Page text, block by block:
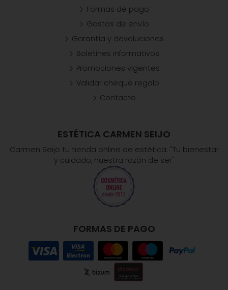
ESTÉTICA CARMEN SEIJO
Carmen Seijo tu tienda online de estética: "Tu bienestar
y cuidado, nuestra razón de ser"
FORMAS DE PAGO
Formas de pago
Gastos de envío
Garantía y devoluciones
Boletines informativos
Promociones vigentes
Validar cheque regalo
Contacto